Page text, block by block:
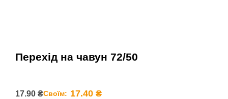
Перехід на чавун 72/50
17.90 ₴Своїм: 17.40 ₴